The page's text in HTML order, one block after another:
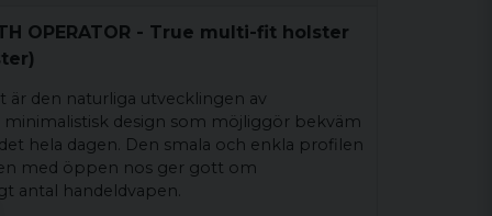
OPERATOR - True multi-fit holster
den naturliga utvecklingen av
minimalistisk design som möjliggör bekväm
hela dagen. Den smala och enkla profilen
med öppen nos ger gott om
antal handeldvapen.